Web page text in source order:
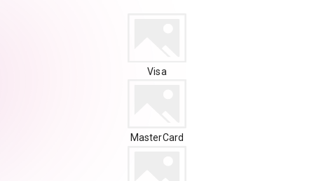
Visa
MasterCard